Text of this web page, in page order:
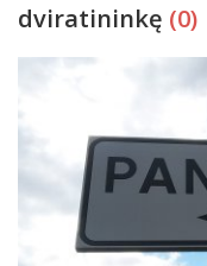
dviratininkę (0)